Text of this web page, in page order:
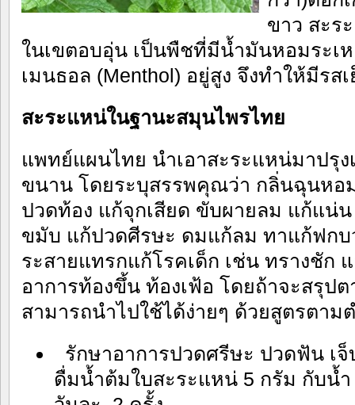
ขาว สะร
ในเขตอบอุ่น เป็นพืชที่มีน้ำมันหอมระเ
เมนธอล (Menthol) อยู่สูง จึงทำให้มีรส
สะระแหน่ในฐานะสมุนไพรไทย
แพทย์แผนไทย นำเอาสะระแหน่มาปรุ
ขนาน โดยระบุสรรพคุณว่า กลิ่นฉุนห
ปวดท้อง แก้จุกเสียด ขับผายลม แก้แน่
ขมับ แก้ปวดศีรษะ ดมแก้ลม ทาแก้ฟก
ระสายแทรกแก้โรคเด็ก เช่น ทรางชัก
อาการท้องขึ้น ท้องเฟ้อ โดยถ้าจะสรุป
สามารถนำไปใช้ได้ง่ายๆ ด้วยสูตรตาม
รักษาอาการปวดศรีษะ ปวดฟัน เ
ดื่มน้ำต้มใบสะระแหน่ 5 กรัม กับน้